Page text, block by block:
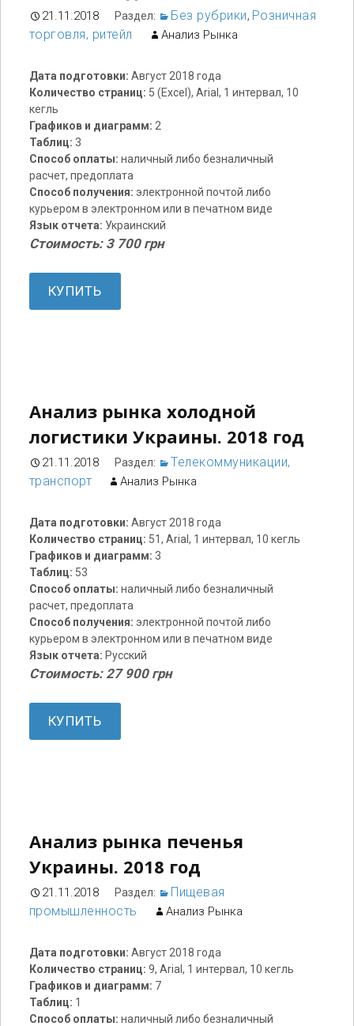
21.11.2018 Раздел: Без рубрики, Розничная
торговля, ритейл
Анализ Рынка
Дата подготовки: Август 2018 года
Количество страниц: 5 (Excel), Arial, 1 интервал, 10
кегль
Графиков и диаграмм: 2
Таблиц: 3
Способ оплаты: наличный либо безналичный
расчет, предоплата
Способ получения: электронной почтой либо
курьером в электронном или в печатном виде
Язык отчета: Украинский
Стоимость: 3 700 грн
КУПИТЬ
Анализ рынка холодной
логистики Украины. 2018 год
21.11.2018 Раздел:
Телекоммуникации,
транспорт
Анализ Рынка
Дата подготовки: Август 2018 года
Количество страниц: 51, Arial, 1 интервал, 10 кегль
Графиков и диаграмм: 3
Таблиц: 53
Способ оплаты: наличный либо безналичный
расчет, предоплата
Способ получения: электронной почтой либо
курьером в электронном или в печатном виде
Язык отчета: Русский
Стоимость: 27 900 грн
КУПИТЬ
Анализ рынка печенья
Украины. 2018 год
21.11.2018 Раздел:
Пищевая
промышленность
Анализ Рынка
Дата подготовки: Август 2018 года
Количество страниц: 9, Arial, 1 интервал, 10 кегль
Графиков и диаграмм: 7
Таблиц: 1
Способ оплаты: наличный либо безналичный